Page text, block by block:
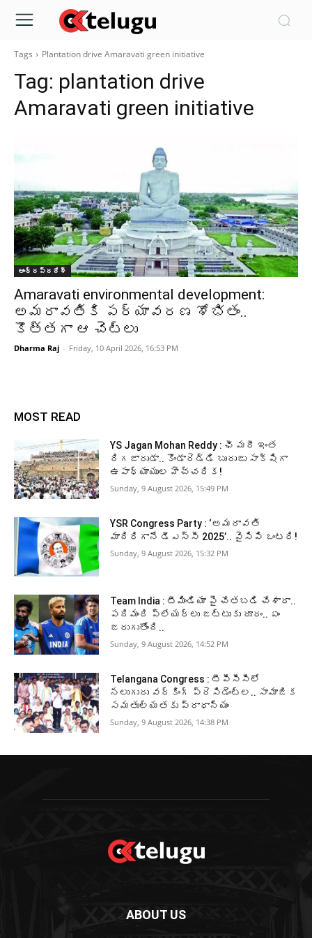
Tags Plantation drive Amaravati green initiative
Tag: plantation drive
Amaravati green initiative
ఆంధ్రప్రదేశ్‌
Amaravati environmental development:
అమరావతికి పర్యావరణ శోభితం..
కొత్తగా ఆ చెట్లు
Dharma Raj - Friday, 10 April 2026, 16:53 PM
MOST READ
YS Jagan Mohan Reddy : ఛీ మరీ ఇంత
దిగజారుడా.. కొండారెడ్డి బురుజు సాక్షిగా
ఉపాధ్యాయుల హెచ్చరిక!
Sunday, 9 August 2026, 15:49 PM
YSR Congress Party : ‘అమరావతి
మాదిరిగానే డీఎస్సీ 2025’.. వైసిపి ఒంటరి!
Sunday, 9 August 2026, 15:32 PM
Team India : టీమిండియా పై చేతబడి చేశారా..
పదిమంది ప్లేయర్లు జట్టుకు దూరం.. ఏం
జరుగుతోంది..
Sunday, 9 August 2026, 14:52 PM
Telangana Congress : టీపీసీసీలో
నలుగురు వర్కింగ్‌ ప్రెసిడెంట్ల.. సామాజిక
సమతుల్యతకు ప్రాధాన్యం
Sunday, 9 August 2026, 14:38 PM
ABOUT US